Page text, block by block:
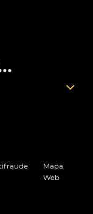
Mapa
Web